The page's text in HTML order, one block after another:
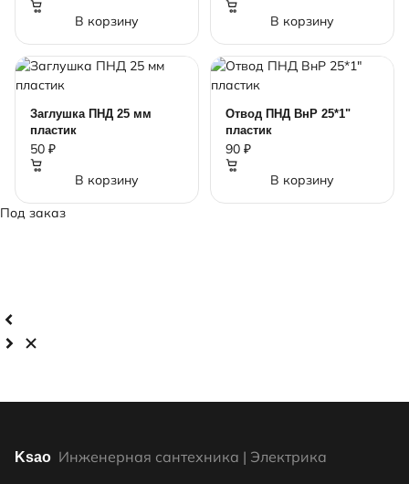
В корзину
В корзину
Заглушка ПНД 25 мм
пластик
50 ₽
В корзину
Отвод ПНД ВнР 25*1"
пластик
90 ₽
В корзину
Под заказ
Ksao Инженерная сантехника | Электрика